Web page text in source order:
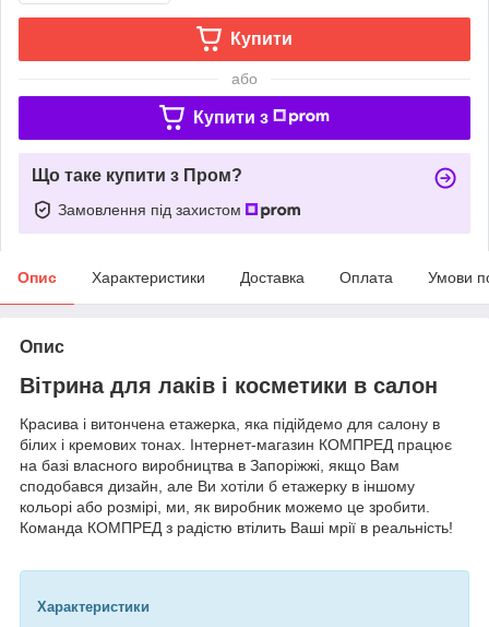
Купити
або
Купити з
Що таке купити з Пром?
Замовлення під захистом
Опис Характеристики Доставка Оплата Умови
Опис
Вітрина для лаків і косметики в салон
Красива і витончена етажерка, яка підійдемо для салону в
білих і кремових тонах. Інтернет-магазин КОМПРЕД працює
на базі власного виробництва в Запоріжжі, якщо Вам
сподобався дизайн, але Ви хотіли б етажерку в іншому
кольорі або розмірі, ми, як виробник можемо це зробити.
Команда КОМПРЕД з радістю втілить Ваші мрії в реальність!
Характеристики